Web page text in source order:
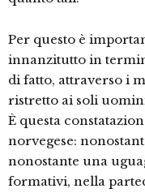
Per questo è
innanzitutto in
di fatto, attraverso i
ristretto ai soli
È questa
norvegese:
nonostante una
formativi, nella